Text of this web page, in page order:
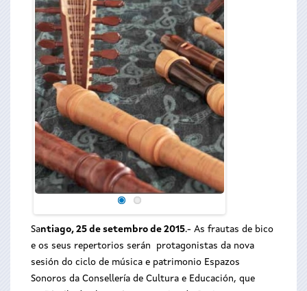
Santiago, 25 de setembro de 2015.- As frautas de bico
e os seus repertorios serán protagonistas da nova
sesión do ciclo de música e patrimonio Espazos
Sonoros da Consellería de Cultura e Educación, que